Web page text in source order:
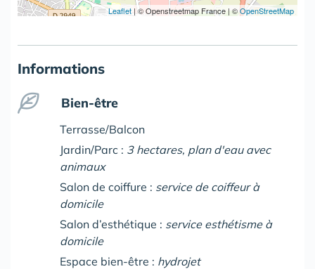
Leaflet | © Openstreetmap France | ©OpenStreetMap
Informations
Bien-être
Terrasse/Balcon
Jardin/Parc : 3 hectares, plan d'eau avec
animaux
Salon de coiffure : service de coiffeur à
domicile
Salon d’esthétique : service esthétisme à
domicile
Espace bien-être : hydrojet